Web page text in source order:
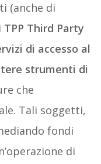
(anche di
TPP Third Party
di accesso al
strumenti di
che
Tali soggetti,
fondi
di